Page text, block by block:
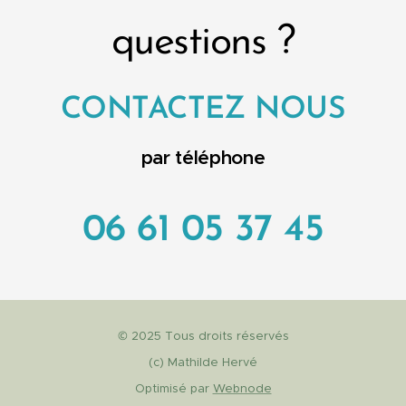
enrichissante, de la...
à Gap. Une super
expérience pour les
questions ?
CONTACTEZ NOUS
par téléphone
06 61 05 37 45
© 2025 Tous droits réservés
(c) Mathilde Hervé
Optimisé par Webnode